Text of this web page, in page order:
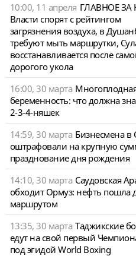
10:00, 11 апреля ГЛАВНОЕ ЗА
Власти спорят с рейтингом
загрязнения воздуха, в
требуют мыть маршрутки,
восстанавливается после
дорогого укола
16:00, 30 марта
беременность: что должна
2-3-4-няшек
14:59, 30 марта Бизнесмена в
оштрафовали на крупную
празднование дня рождения
14:10, 30 марта Саудовская
обходит Ормуз: нефть пошла
маршрутом
13:35, 30 марта Таджикские
едут на свой первый
под эгидой World Boxing